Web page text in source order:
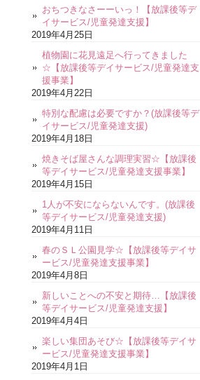
おちつきなさーーいっ！【放課後等デ
イサービス/児童発達支援】
2019年4月25日
植物園に花見遠足へ行ってきました
☆【放課後等デイサービス/児童発達支
援事業】
2019年4月22日
特別な配慮は必要ですか？(放課後等デ
イサービス/児童発達支援)
2019年4月18日
焼きそば屋さんな調理実習☆【放課後
等デイサービス/児童発達支援事業】
2019年4月15日
1人が不安にならないんです。(放課後
等デイサービス/児童発達支援)
2019年4月11日
春のＳＬ公園見学☆【放課後等デイサ
ービス/児童発達支援事業】
2019年4月8日
新しいことへの不安と期待…【放課後
等デイサービス/児童発達支援】
2019年4月4日
楽しい集団あそび☆【放課後等デイサ
ービス/児童発達支援事業】
2019年4月1日